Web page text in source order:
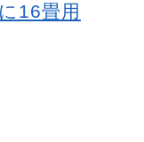
16畳用